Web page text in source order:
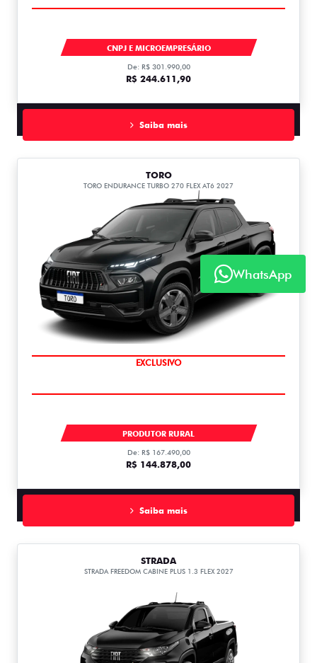
CNPJ E MICROEMPRESÁRIO
De: R$ 301.990,00
R$ 244.611,90
Saiba mais
TORO
TORO ENDURANCE TURBO 270 FLEX AT6 2027
COMPLETO
EXCLUSIVO
PRODUTOR RURAL
De: R$ 167.490,00
R$ 144.878,00
Saiba mais
STRADA
STRADA FREEDOM CABINE PLUS 1.3 FLEX 2027
WhatsApp